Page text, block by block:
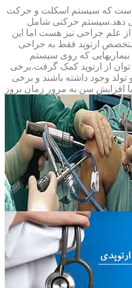
است که سیستم اسکلت و حرکت
دهد.سیستم حرکتی شامل
علم جراحی نیز هست اما این
ارتوپد فقط به جراحی
که روی سیستم
از ارتوپد کمک گرفت.برخی
تولد وجود داشته باشند و برخی
افزایش سن به مرور زمان بروز